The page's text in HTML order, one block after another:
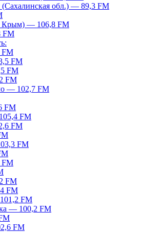
обл.) — 89,3 FM
Крым) — 106,8 FM
FM
FM
FM
FM
FM
— 102,7 FM
FM
FM
FM
FM
FM
FM
FM
FM
— 100,2 FM
FM